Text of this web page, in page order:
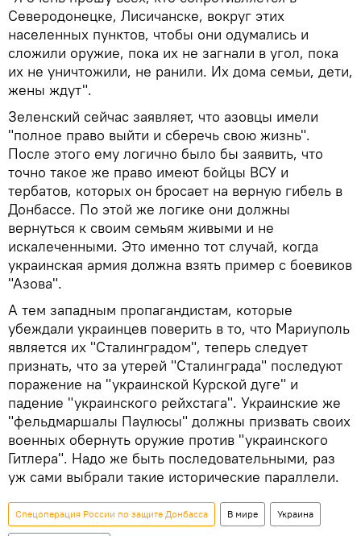
Северодонецке, Лисичанске, вокруг этих
населенных пунктов, чтобы они одумались и
сложили оружие, пока их не загнали в угол, пока
их не уничтожили, не ранили. Их дома семьи, дети,
жены ждут".
Зеленский сейчас заявляет, что азовцы имели
"полное право выйти и сберечь свою жизнь".
После этого ему логично было бы заявить, что
точно такое же право имеют бойцы ВСУ и
тербатов, которых он бросает на верную гибель в
Донбассе. По этой же логике они должны
вернуться к своим семьям живыми и не
искалеченными. Это именно тот случай, когда
украинская армия должна взять пример с боевиков
"Азова".
А тем западным пропагандистам, которые
убеждали украинцев поверить в то, что Мариуполь
является их "Сталинградом", теперь следует
признать, что за утерей "Сталинграда" последуют
поражение на "украинской Курской дуге" и
падение "украинского рейхстага". Украинские же
"фельдмаршалы Паулюсы" должны призвать своих
военных обернуть оружие против "украинского
Гитлера". Надо же быть последовательными, раз
уж сами выбрали такие исторические параллели.
Спецоперация России по защите Донбасса В мире Украина